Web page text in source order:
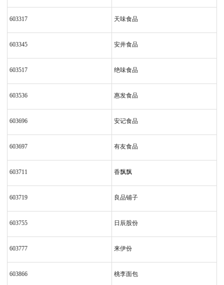
603317 天味食品
603345 安井食品
603517 绝味食品
603536 惠发食品
603696 安记食品
603697 有友食品
603711 香飘飘
603719 良品铺子
603755 日辰股份
603777 来伊份
603866 桃李面包